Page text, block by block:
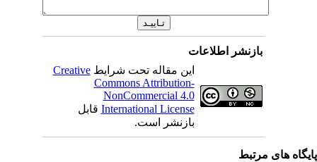
بازنشر اطلاعات
این مقاله تحت شرایطCreative
Commons Attribution-
NonCommercial 4.0
International Licenseقابل
بازنشر است.
های مرتبط